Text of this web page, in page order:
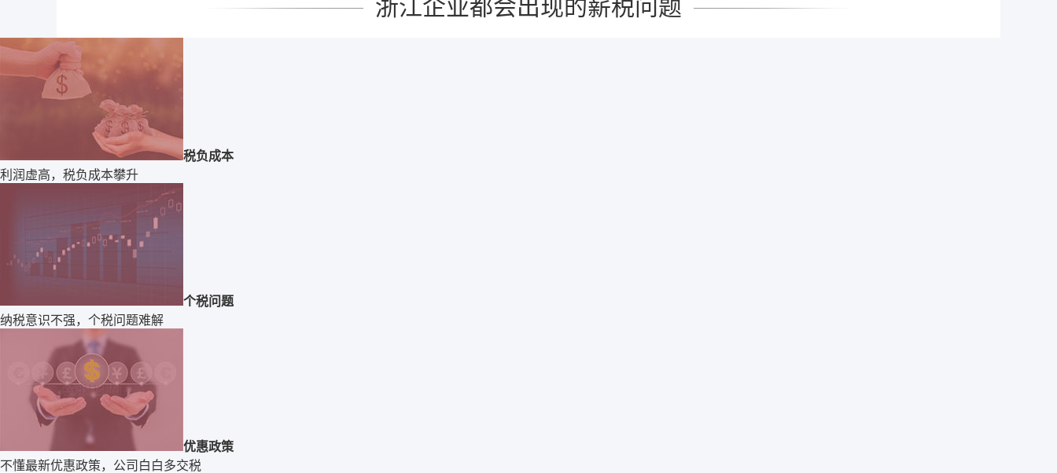
浙江企业都会出现的薪税问题
税负成本
利润虚高，税负成本攀升
个税问题
纳税意识不强，个税问题难解
优惠政策
不懂最新优惠政策，公司白白多交税